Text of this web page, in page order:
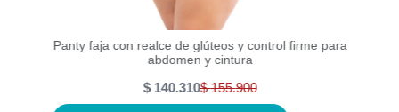
Panty faja con realce de glúteos y control firme para
abdomen y cintura
$ 155.900
$ 140.310